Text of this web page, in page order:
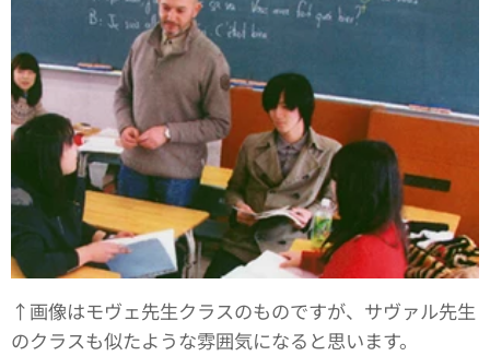
↑画像はモヴェ先生クラスのものですが、サヴァル先生
のクラスも似たような雰囲気になると思います。